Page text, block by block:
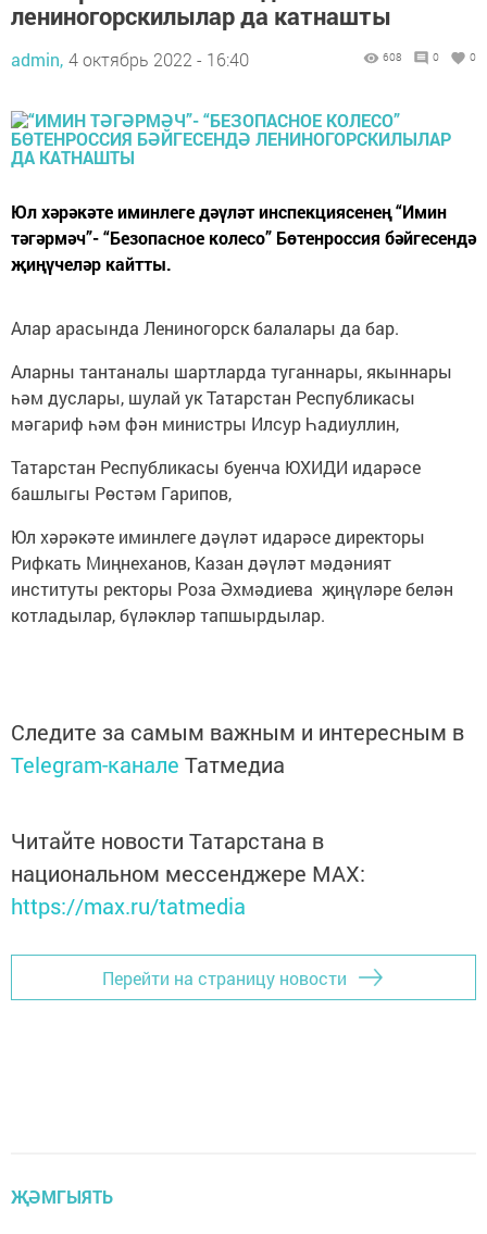
лениногорскилылар да катнашты
admin, 4 октябрь 2022 - 16:40 608 0 0
Юл хәрәкәте иминлеге дәүләт инспекциясенең “Имин
тәгәрмәч”- “Безопасное колесо” Бөтенроссия бәйгесендә
җиңүчеләр кайтты.
Алар арасында Лениногорск балалары да бар.
Аларны тантаналы шартларда туганнары, якыннары
һәм дуслары, шулай ук Татарстан Республикасы
мәгариф һәм фән министры Илсур Һадиуллин,
Татарстан Республикасы буенча ЮХИДИ идарәсе
башлыгы Рөстәм Гарипов,
Юл хәрәкәте иминлеге дәүләт идарәсе директоры
Рифкать Миңнеханов, Казан дәүләт мәдәният
институты ректоры Роза Әхмәдиева җиңүләре белән
котладылар, бүләкләр тапшырдылар.
Следите за самым важным и интересным в
Telegram-канале Татмедиа
Читайте новости Татарстана в
национальном мессенджере MАХ:
https://max.ru/tatmedia
Перейти на страницу новости
ҖӘМГЫЯТЬ